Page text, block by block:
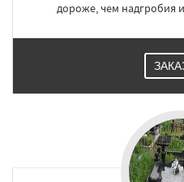
дороже, чем надгробия